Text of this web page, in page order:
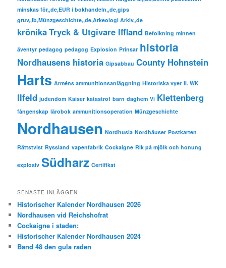
minskas för,,de,EUR i bokhandeln,,de,gips
gruv,,lb,Münzgeschichte,,de,Arkeologi Arkiv,,de
krönikaTryck & Utgivare Iffland Befolkning minnen
äventyr pedagog pedagog Explosion Prinsar historia
Nordhausens historia Gipsabbau County Hohnstein
Harts Arméns ammunitionsanläggning Historiska vyer II. WK
Ilfeld judendom Kaiser katastrof barn daghem Vi Klettenberg
fångenskap lärobok ammunitionsoperation Münzgeschichte
Nordhausen Nordhusia Nordhäuser Postkarten
Rättstvist Ryssland vapenfabrik Cockaigne Rik på mjölk och honung
explosiv Südharz Certifikat
SENASTE INLÄGGEN
Historischer Kalender Nordhausen 2026
Nordhausen vid Reichshofrat
Cockaigne i staden:
Historischer Kalender Nordhausen 2024
Band 48 den gula raden